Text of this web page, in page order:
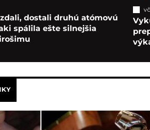
dostali druhú atómovú
spálila ešte silnejšia